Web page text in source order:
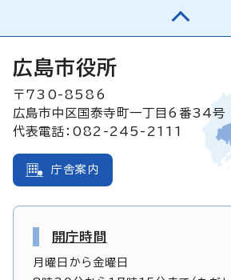
広島市役所
〒730-8586
広島市中区国泰寺町一丁目6番34号
代表電話：082-245-2111
庁舎案内
開庁時間
月曜日から金曜日